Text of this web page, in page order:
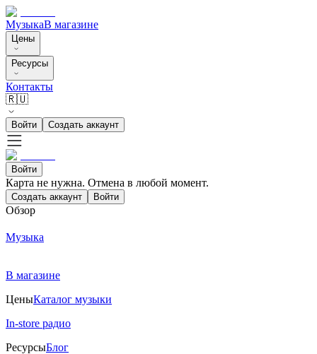
МузыкаВ магазине
Цены
Ресурсы
Контакты
🇷🇺
Войти Создать аккаунт
Войти
Карта не нужна. Отмена в любой момент.
Создать аккаунт Войти
Обзор
Музыка
В магазине
ЦеныКаталог музыки
In-store радио
РесурсыБлог